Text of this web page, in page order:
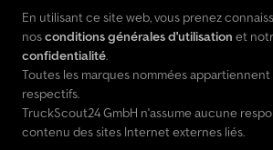
En utilisant ce site web, vous prenez
nosconditions générales d'utilisation et
confidentialité.
Toutes les marques nommées
respectifs.
TruckScout24 GmbH n'assume aucune
contenu des sites Internet externes liés.